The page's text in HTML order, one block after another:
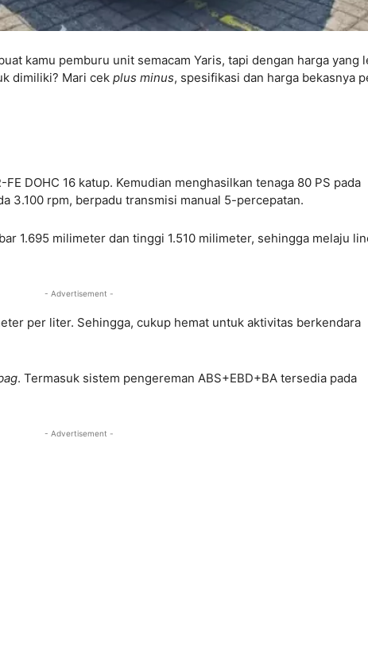
kamu pemburu unit semacam Yaris, tapi dengan harga yang
dimiliki? Mari cek plus minus, spesifikasi dan harga bekasnya
DOHC 16 katup. Kemudian menghasilkan tenaga 80 PS pada
3.100 rpm, berpadu transmisi manual 5-percepatan.
1.695 milimeter dan tinggi 1.510 milimeter, sehingga melaju
- Advertisement -
per liter. Sehingga, cukup hemat untuk aktivitas berkendara
. Termasuk sistem pengereman ABS+EBD+BA tersedia pada
- Advertisement -